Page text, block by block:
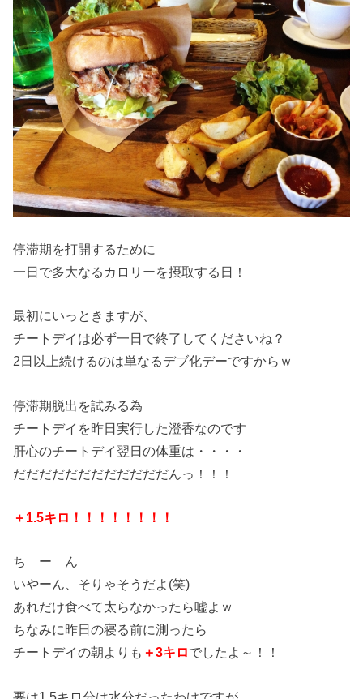
停滞期を打開するために
一日で多大なるカロリーを摂取する日！
最初にいっときますが、
チートデイは必ず一日で終了してくださいね？
2日以上続けるのは単なるデブ化デーですからｗ
停滞期脱出を試みる為
チートデイを昨日実行した澄香なのです
肝心のチートデイ翌日の体重は・・・・
だだだだだだだだだだだだんっ！！！
＋1.5キロ！！！！！！！！
ち ー ん
いやーん、そりゃそうだよ(笑)
あれだけ食べて太らなかったら嘘よｗ
ちなみに昨日の寝る前に測ったら
チートデイの朝よりも ＋3キロでしたよ～！！